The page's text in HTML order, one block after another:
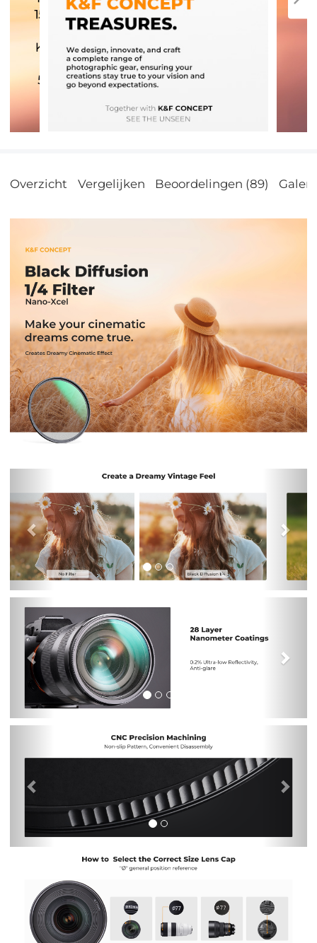
Overzicht Vergelijken Beoordelingen (89)
Previous